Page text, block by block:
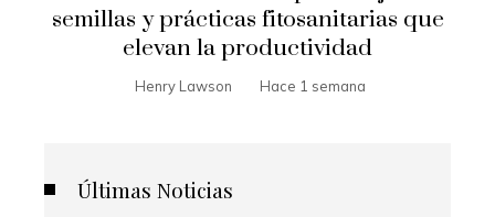
semillas y prácticas fitosanitarias que
elevan la productividad
Henry Lawson Hace 1 semana
Últimas Noticias